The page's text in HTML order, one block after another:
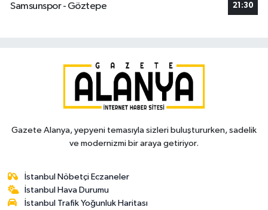
Samsunspor - Göztepe
21:30
Gazete Alanya, yepyeni temasıyla sizleri buluştururken, sadelik
ve modernizmi bir araya getiriyor.
İstanbul Nöbetçi Eczaneler
İstanbul Hava Durumu
İstanbul Trafik Yoğunluk Haritası